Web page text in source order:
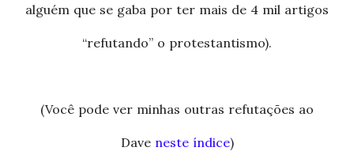
alguém que se gaba por ter mais de 4 mil artigos
“refutando” o protestantismo).
(Você pode ver minhas outras refutações ao
Dave neste índice)